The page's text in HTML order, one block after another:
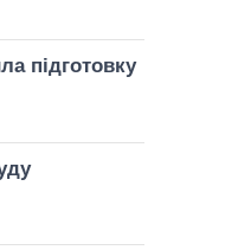
підготовку